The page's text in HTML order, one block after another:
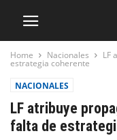
Home Nacionales LF
estrategia coherente
NACIONALES
LF atribuye
falta de